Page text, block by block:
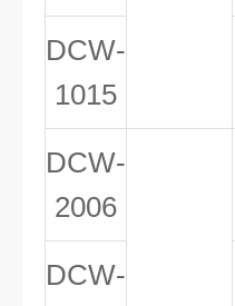
DCW-
1015
DCW-
2006
DCW-